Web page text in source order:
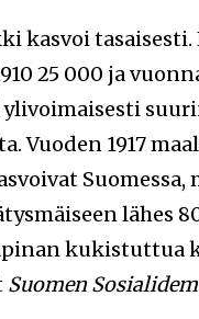
kasvoi tasaisesti.
25 000 ja
Vuoden 1917
lähes
kukistuttua
Suomen